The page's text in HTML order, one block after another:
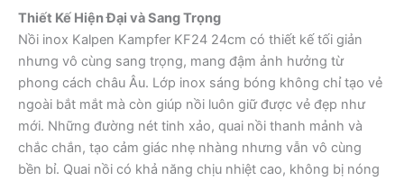
Thiết Kế Hiện Đại và Sang Trọng
Nồi inox Kalpen Kampfer KF24 24cm có thiết kế tối giản
nhưng vô cùng sang trọng, mang đậm ảnh hưởng từ
phong cách châu Âu. Lớp inox sáng bóng không chỉ tạo vẻ
ngoài bắt mắt mà còn giúp nồi luôn giữ được vẻ đẹp như
mới. Những đường nét tinh xảo, quai nồi thanh mảnh và
chắc chắn, tạo cảm giác nhẹ nhàng nhưng vẫn vô cùng
bền bỉ. Quai nồi có khả năng chịu nhiệt cao, không bị nóng